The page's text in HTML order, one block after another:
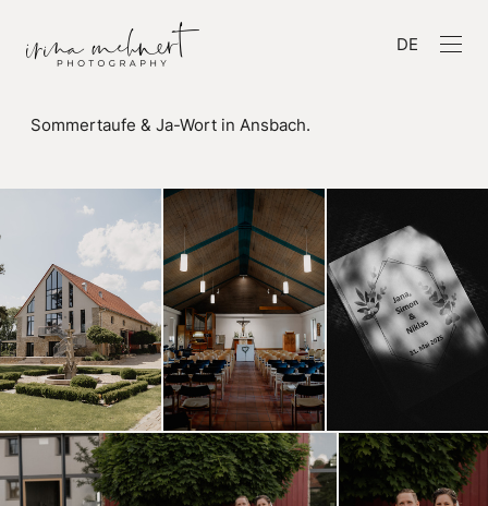
DE
Sommertaufe & Ja-Wort in Ansbach.